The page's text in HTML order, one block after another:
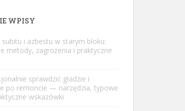
WPISY
subitu i azbestu w starym bloku:
metody, zagrożenia i praktyczne
sprawdzić gładzie i
po remoncie — narzędzia, typowe
wskazówki